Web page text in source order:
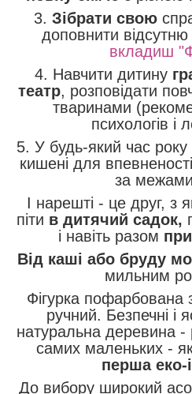
3. Зібрати свою
доповнити відсутню
вкладиш
4. Навчити дитину
театр, розповідати
тваринами
психологів і
5. У будь-який час року
кишені для
за
І нарешті - це друг, з
піти в дитячий садок,
і навіть разом
Від каші або бруду
мильним
Фігурка пофарбована
ручний. Безпечні і
натуральна деревина
самих маленьких -
перша еко-
До вибору широкий